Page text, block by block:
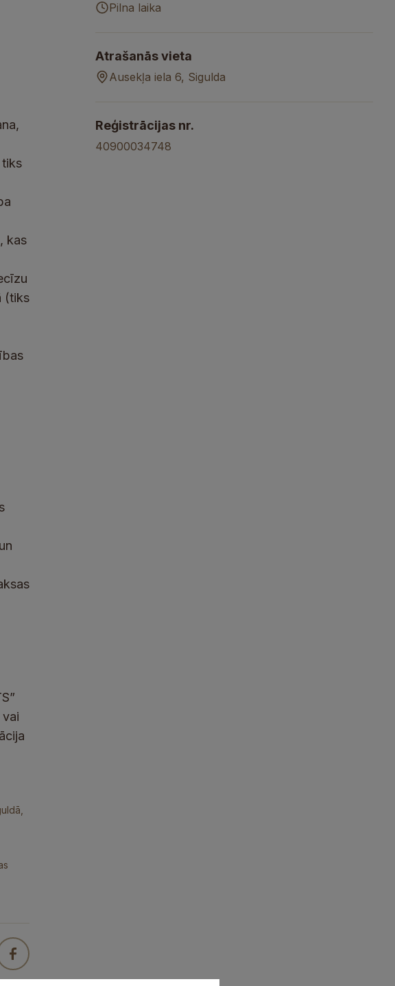
tiks
kas
(tiks
Pilna laika
Atrašanās vieta
Ausekļa iela 6, Sigulda
Reģistrācijas nr.
40900034748